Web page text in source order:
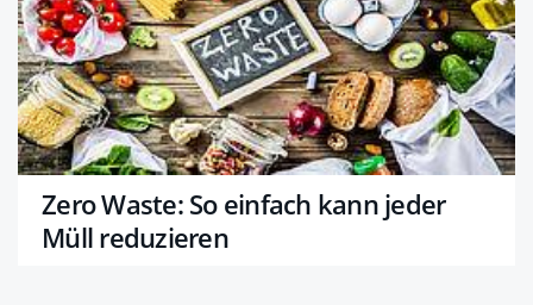
Zero Waste: So einfach kann jeder
Müll reduzieren